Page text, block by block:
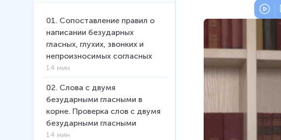
01. Сопоставление правил о
написании безударных
гласных, глухих, звонких и
непроизносимых согласных
14 мин
02. Слова с двумя
безударными гласными в
корне. Проверка слов с двумя
безударными гласными
14 мин